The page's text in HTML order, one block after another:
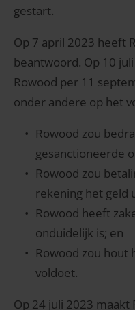
gestart.
Op 7 april 2023 heeft
beantwoord. Op 10
Rowood per 11
onder andere op het
Rowood zou
gesanctioneerde
Rowood zou
rekening het geld
Rowood heeft
onduidelijk is; en
Rowood zou hout
voldoet.
Op 24 juli 2023 maakt